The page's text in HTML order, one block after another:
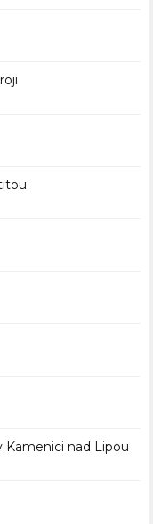
Kamenici nad Lipou